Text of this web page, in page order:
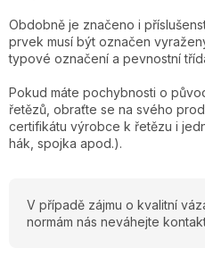
Obdobně je značeno i
prvek musí být označen
typové označení a pevnostní
Pokud máte pochybnosti o
řetězů, obraťte se na svého
certifikátu výrobce k řetězu i
hák, spojka apod.).
V případě zájmu o kvalitní
normám nás neváhejte